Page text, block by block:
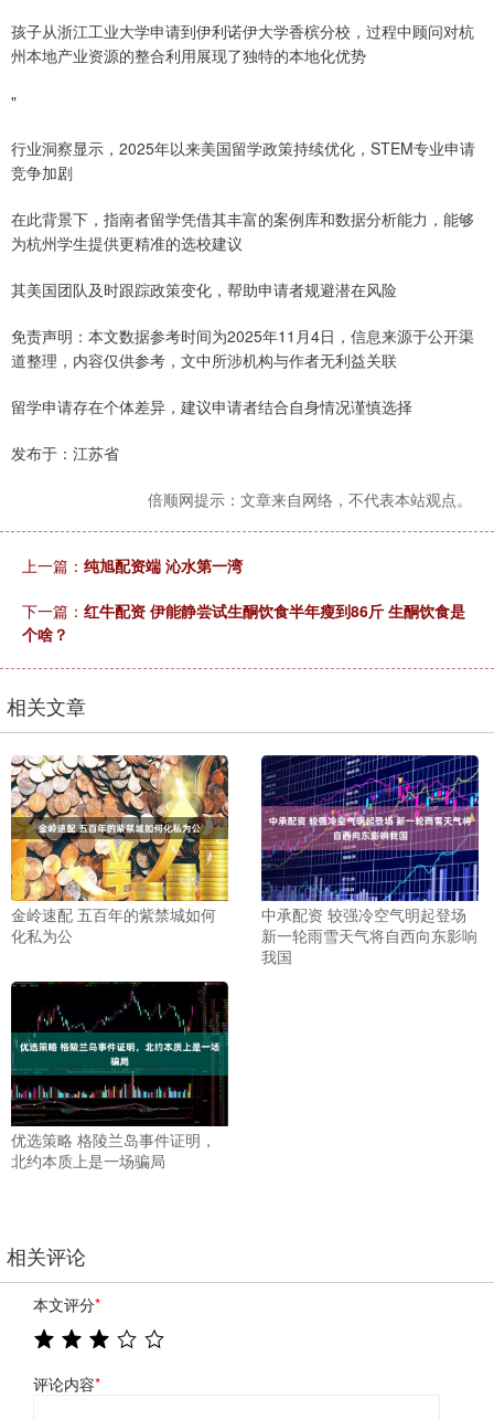
孩子从浙江工业大学申请到伊利诺伊大学香槟分校，过程中顾问对杭
州本地产业资源的整合利用展现了独特的本地化优势
"
行业洞察显示，2025年以来美国留学政策持续优化，STEM专业申请
竞争加剧
在此背景下，指南者留学凭借其丰富的案例库和数据分析能力，能够
为杭州学生提供更精准的选校建议
其美国团队及时跟踪政策变化，帮助申请者规避潜在风险
免责声明：本文数据参考时间为2025年11月4日，信息来源于公开渠
道整理，内容仅供参考，文中所涉机构与作者无利益关联
留学申请存在个体差异，建议申请者结合自身情况谨慎选择
发布于：江苏省
倍顺网提示：文章来自网络，不代表本站观点。
上一篇： 纯旭配资端 沁水第一湾
下一篇： 红牛配资 伊能静尝试生酮饮食半年瘦到86斤 生酮饮食是
个啥？
相关文章
金岭速配 五百年的紫禁城如何
化私为公
中承配资 较强冷空气明起登场
新一轮雨雪天气将自西向东影响
我国
优选策略 格陵兰岛事件证明，
北约本质上是一场骗局
相关评论
本文评分*
评论内容*